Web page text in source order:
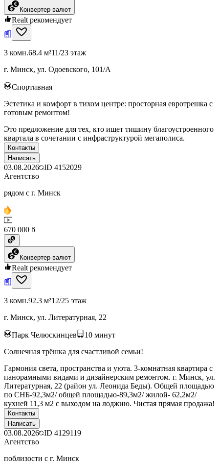
Конвертер валют
Realt рекомендует
3 комн.68.4 м²11/23 этаж
г. Минск, ул. Одоевского, 101/А
Спортивная
Эстетика и комфорт в тихом центре: просторная евротрешка с
готовым ремонтом!
Это предложение для тех, кто ищет тишину благоустроенного
квартала в сочетании с инфраструктурой мегаполиса.
Контакты
Написать
03.08.2026 ID 4152029
Агентство
рядом с г. Минск
670 000 ƃ
Конвертер валют
Realt рекомендует
3 комн.92.3 м²12/25 этаж
г. Минск, ул. Литературная, 22
Парк Челюскинцев 10 минут
Солнечная трёшка для счастливой семьи!
Гармония света, пространства и уюта. 3-комнатная квартира с
панорамными видами и дизайнерским ремонтом. г. Минск, ул.
Литературная, 22 (район ул. Леонида Беды). Общей площадью
по СНБ-92,3м2/ общей площадью-89,3м2/ жилой- 62,2м2/
кухней 11,3 м2 с выходом на лоджию. Чистая прямая продажа!
Контакты
Написать
03.08.2026 ID 4129119
Агентство
поблизости с г. Минск